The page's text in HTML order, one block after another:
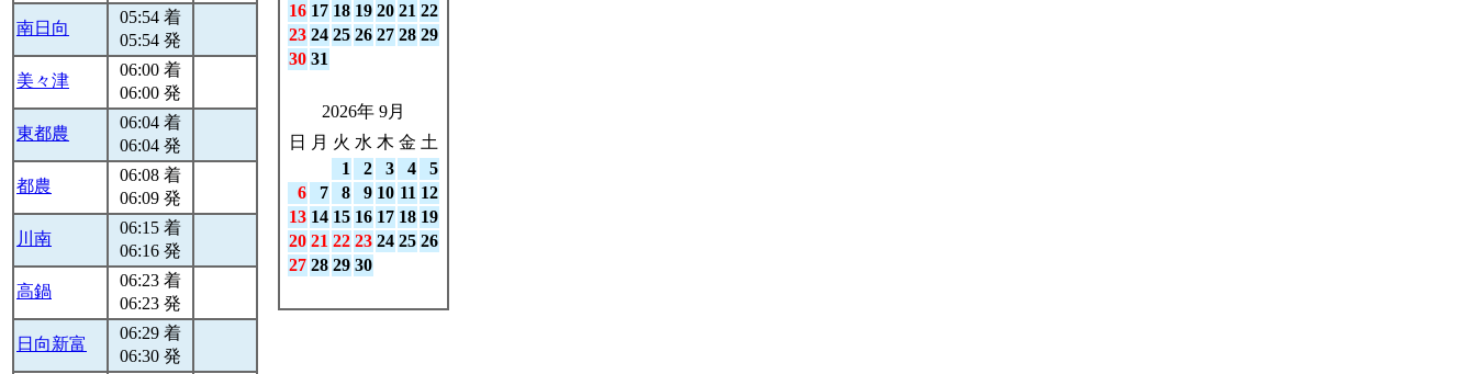
南日向
05:54 着
05:54 発
美々津
06:00 着
06:00 発
東都農
06:04 着
06:04 発
都農
06:08 着
06:09 発
川南
06:15 着
06:16 発
高鍋
06:23 着
06:23 発
日向新富
06:29 着
06:30 発
16 17 18 19 20 21 22
23 24 25 26 27 28 29
30 31
2026年 9月
日
月 火 水 木 金 土
1
2 3 4
5
6
7 8 9 10 11 12
13 14 15 16 17 18 19
20 21 22 23 24 25 26
27 28 29 30